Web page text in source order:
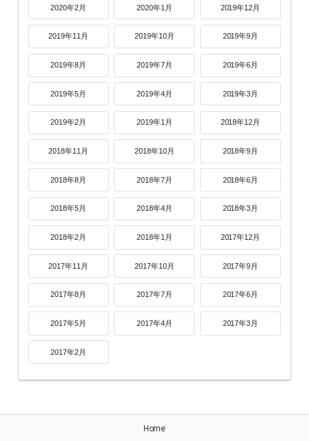
2020年2月 2020年1月 2019年12月
2019年11月 2019年10月 2019年9月
2019年8月 2019年7月 2019年6月
2019年5月 2019年4月 2019年3月
2019年2月 2019年1月 2018年12月
2018年11月 2018年10月 2018年9月
2018年8月 2018年7月 2018年6月
2018年5月 2018年4月 2018年3月
2018年2月 2018年1月 2017年12月
2017年11月 2017年10月 2017年9月
2017年8月 2017年7月 2017年6月
2017年5月 2017年4月 2017年3月
2017年2月
Home